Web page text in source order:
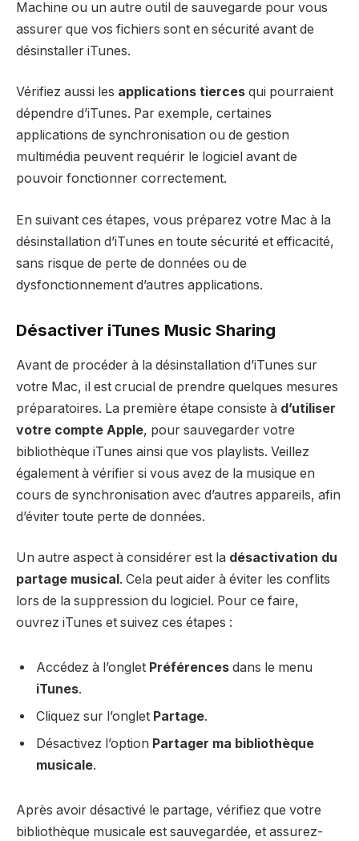
Machine ou un autre outil de sauvegarde pour vous
assurer que vos fichiers sont en sécurité avant de
désinstaller iTunes.
Vérifiez aussi les applications tierces qui pourraient
dépendre d’iTunes. Par exemple, certaines
applications de synchronisation ou de gestion
multimédia peuvent requérir le logiciel avant de
pouvoir fonctionner correctement.
En suivant ces étapes, vous préparez votre Mac à la
désinstallation d’iTunes en toute sécurité et efficacité,
sans risque de perte de données ou de
dysfonctionnement d’autres applications.
Désactiver iTunes Music Sharing
Avant de procéder à la désinstallation d’iTunes sur
votre Mac, il est crucial de prendre quelques mesures
préparatoires. La première étape consiste à d’utiliser
votre compte Apple, pour sauvegarder votre
bibliothèque iTunes ainsi que vos playlists. Veillez
également à vérifier si vous avez de la musique en
cours de synchronisation avec d’autres appareils, afin
d’éviter toute perte de données.
Un autre aspect à considérer est la désactivation du
partage musical . Cela peut aider à éviter les conflits
lors de la suppression du logiciel. Pour ce faire,
ouvrez iTunes et suivez ces étapes :
Accédez à l’onglet Préférences dans le menu
iTunes.
Cliquez sur l’onglet Partage.
Désactivez l’option Partager ma bibliothèque
musicale.
Après avoir désactivé le partage, vérifiez que votre
bibliothèque musicale est sauvegardée, et assurez-